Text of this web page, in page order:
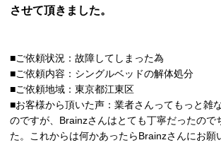
させて頂きました。
■ご依頼状況：故障してしまった為
■ご依頼内容：シングルベッドの解体処分
■ご依頼地域：東京都江東区
■お客様から頂いた声：業者さんってもっと雑
のですが、Brainzさんはとても丁寧だったので
た。これからは何かあったらBrainzさんにお願